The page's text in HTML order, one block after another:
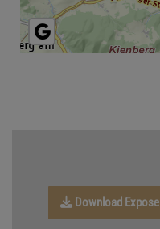
Download Expose